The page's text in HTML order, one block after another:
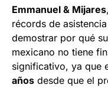
Emmanuel & Mijares
récords de
demostrar por qué
mexicano no tiene
significativo, ya que
años desde que el